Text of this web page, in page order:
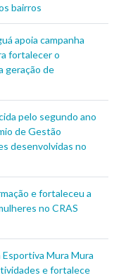
bairros
apoia campanha
fortalecer o
geração de
pelo segundo ano
de Gestão
desenvolvidas no
e fortaleceu a
no CRAS
Mura Mura
e fortalece